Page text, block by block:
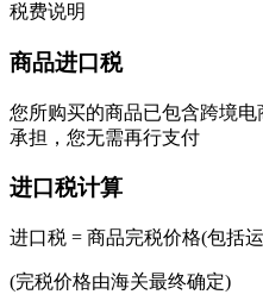
税费说明
商品进口税
您所购买的商品已包含跨境
承担，您无需再行支付
进口税计算
进口税 = 商品完税价格(包括
(完税价格由海关最终确定)